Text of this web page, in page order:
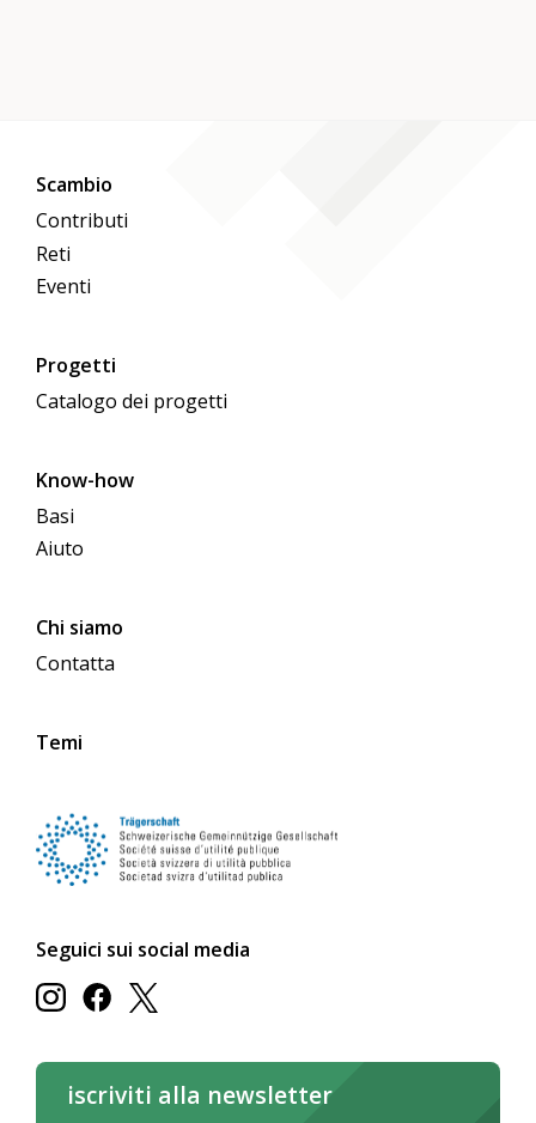
Scambio
Contributi
Reti
Eventi
Progetti
Catalogo dei progetti
Know-how
Basi
Aiuto
Chi siamo
Contatta
Temi
Seguici sui social media
iscriviti alla newsletter